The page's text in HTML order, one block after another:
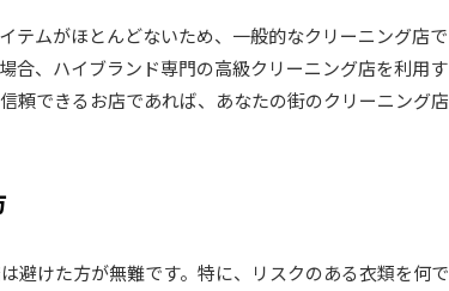
テムがほとんどないため、一般的なクリーニング店で
合、ハイブランド専門の高級クリーニング店を利用す
頼できるお店であれば、あなたの街のクリーニング店
避けた方が無難です。特に、リスクのある衣類を何で